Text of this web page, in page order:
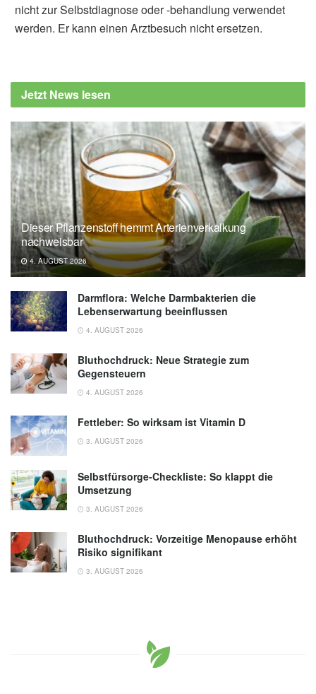
(veröffentlicht: 2.3.2020),
newsnetwork.mayoclinic.org
Deutsche Gesellschaft für Ernährung e.V.:
Intervallfasten (Stand: Februar 2018),dge.de
nicht zur Selbstdiagnose oder -behandlung verwendet
werden. Er kann einen Arztbesuch nicht ersetzen.
Jetzt News lesen
Dieser Pflanzenstoff hemmt Arterienverkalkung
nachweisbar
4. AUGUST 2026
Darmflora: Welche Darmbakterien die
Lebenserwartung beeinflussen
4. AUGUST 2026
Bluthochdruck: Neue Strategie zum
Gegensteuern
4. AUGUST 2026
Fettleber: So wirksam ist Vitamin D
3. AUGUST 2026
Selbstfürsorge-Checkliste: So klappt die
Umsetzung
3. AUGUST 2026
Bluthochdruck: Vorzeitige Menopause erhöht
Risiko signifikant
3. AUGUST 2026